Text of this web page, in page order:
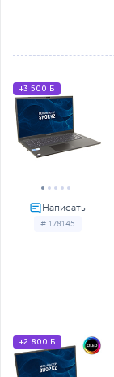
# 178145
+3 500 Б
+2 800 Б